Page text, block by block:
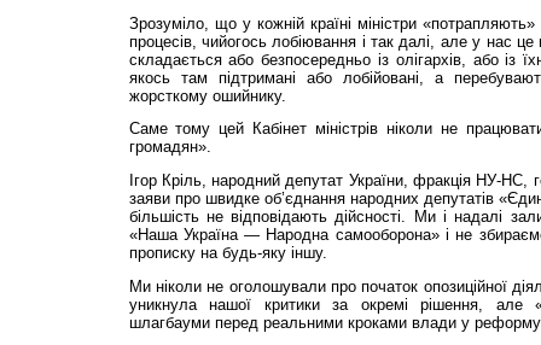
Зрозуміло, що у кожній країні міністри
процесів, чийогось лобіювання і так далі, але у нас це
складається або безпосередньо із олігархів, або із
якось там підтримані або лобійовані, а
жорсткому ошийнику.
Саме тому цей Кабінет міністрів ніколи не
громадян».
Ігор Кріль, народний депутат України, фракція НУ-НС,
заяви про швидке об’єднання народних депутатів
більшість не відповідають дійсності. Ми і надалі
«Наша Україна — Народна самооборона» і не
прописку на будь-яку іншу.
Ми ніколи не оголошували про початок опозиційної
уникнула нашої критики за окремі рішення, але
шлагбауми перед реальними кроками влади у